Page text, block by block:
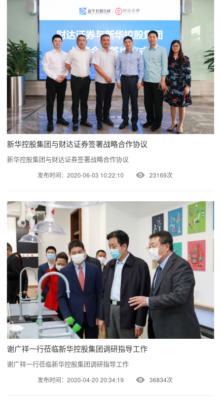
新华控股集团与财达证券签署战略合作协议
新华控股集团与财达证券签署战略合作协议
发布时间：2020-06-03 10:22:10 23169次
谢广祥一行莅临新华控股集团调研指导工作
谢广祥一行莅临新华控股集团调研指导工作
发布时间：2020-04-20 20:34:19 36834次